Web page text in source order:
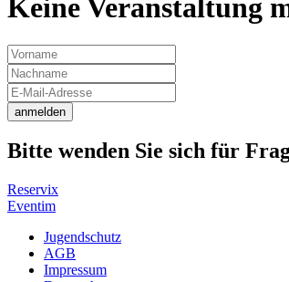
Keine Veranstaltung
anmelden
Bitte wenden Sie sich für
Reservix
Eventim
Jugendschutz
AGB
Impressum